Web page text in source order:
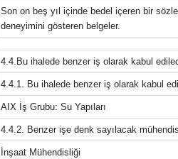
Son on beş yıl içinde bedel içeren bir
deneyimini gösteren belgeler.
4.4.Bu ihalede benzer iş olarak kabul
4.4.1. Bu ihalede benzer iş olarak kabul
AIX İş Grubu: Su Yapıları
4.4.2. Benzer işe denk sayılacak
İnşaat Mühendisliği